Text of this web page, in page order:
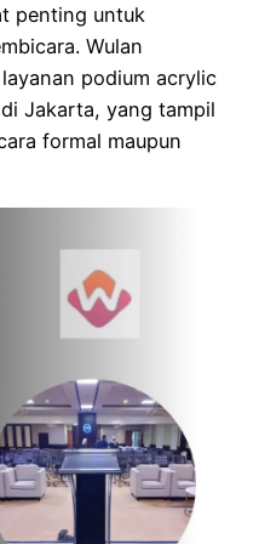
penting untuk
Wulan
podium acrylic
Jakarta, yang tampil
formal maupun